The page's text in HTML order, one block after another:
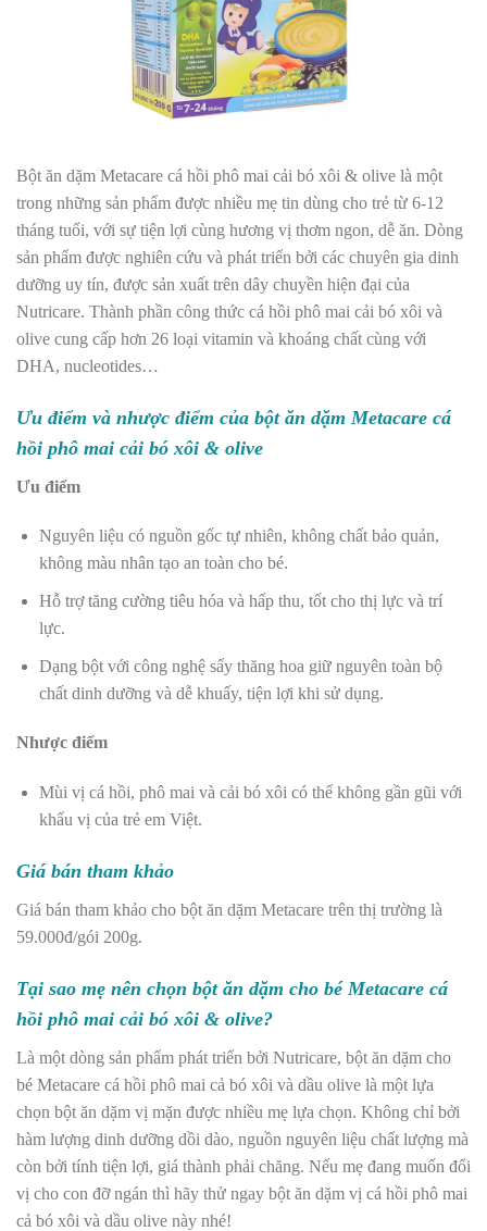
Bột ăn dặm Metacare cá hồi phô mai cải bó xôi & olive là một
trong những sản phẩm được nhiều mẹ tin dùng cho trẻ từ 6-12
tháng tuổi, với sự tiện lợi cùng hương vị thơm ngon, dễ ăn. Dòng
sản phẩm được nghiên cứu và phát triển bởi các chuyên gia dinh
dưỡng uy tín, được sản xuất trên dây chuyền hiện đại của
Nutricare. Thành phần công thức cá hồi phô mai cải bó xôi và
olive cung cấp hơn 26 loại vitamin và khoáng chất cùng với
DHA, nucleotides…
Ưu điểm và nhược điểm của bột ăn dặm Metacare cá
hồi phô mai cải bó xôi & olive
Ưu điểm
Nguyên liệu có nguồn gốc tự nhiên, không chất bảo quản,
không màu nhân tạo an toàn cho bé.
Hỗ trợ tăng cường tiêu hóa và hấp thu, tốt cho thị lực và trí
lực.
Dạng bột với công nghệ sấy thăng hoa giữ nguyên toàn bộ
chất dinh dưỡng và dễ khuấy, tiện lợi khi sử dụng.
Nhược điểm
Mùi vị cá hồi, phô mai và cải bó xôi có thể không gần gũi với
khẩu vị của trẻ em Việt.
Giá bán tham khảo
Giá bán tham khảo cho bột ăn dặm Metacare trên thị trường là
59.000đ/gói 200g.
Tại sao mẹ nên chọn bột ăn dặm cho bé Metacare cá
hồi phô mai cải bó xôi & olive?
Là một dòng sản phẩm phát triển bởi Nutricare, bột ăn dặm cho
bé Metacare cá hồi phô mai cả bó xôi và dầu olive là một lựa
chọn bột ăn dặm vị mặn được nhiều mẹ lựa chọn. Không chỉ bởi
hàm lượng dinh dưỡng dồi dào, nguồn nguyên liệu chất lượng mà
còn bởi tính tiện lợi, giá thành phải chăng. Nếu mẹ đang muốn đổi
vị cho con đỡ ngán thì hãy thử ngay bột ăn dặm vị cá hồi phô mai
cả bó xôi và dầu olive này nhé!